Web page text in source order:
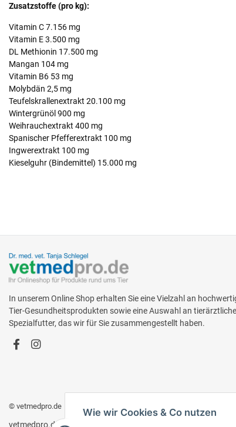
Zusatzstoffe (pro kg):
Vitamin C 7.156 mg
Vitamin E 3.500 mg
DL Methionin 17.500 mg
Mangan 104 mg
Vitamin B6 53 mg
Molybdän 2,5 mg
Teufelskrallenextrakt 20.100 mg
Wintergrünöl 900 mg
Weihrauchextrakt 400 mg
Spanischer Pfefferextrakt 100 mg
Ingwerextrakt 100 mg
Kieselguhr (Bindemittel) 15.000 mg
In unserem Online Shop erhalten Sie eine Vielzahl an
Tier-Gesundheitsprodukten sowie eine Auswahl an
Spezialfutter, das wir für Sie zusammengestellt haben.
© vetmedpro.de
vetmedpro.de
Wie wir Cookies & Co nutzen